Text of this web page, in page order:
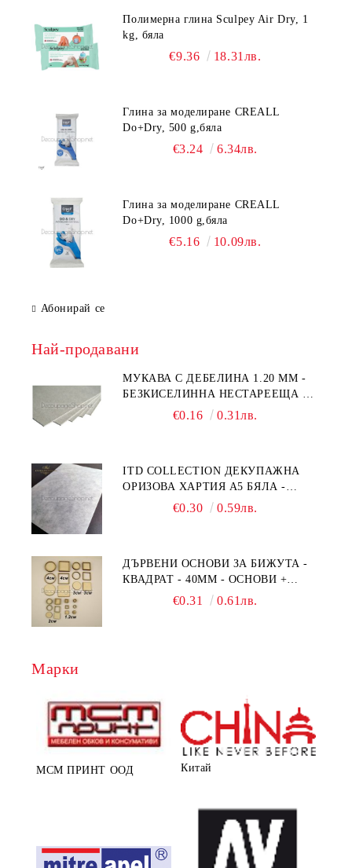
Полимерна глина Sculpey Air Dry, 1
kg, бяла
€9.36 18.31лв.
Глина за моделиране CREALL
Do+Dry, 500 g,бяла
€3.24 6.34лв.
Глина за моделиране CREALL
Do+Dry, 1000 g,бяла
€5.16 10.09лв.
Абонирай се
Най-продавани
МУКАВА С ДЕБЕЛИНА 1.20 MM -
БЕЗКИСЕЛИННА НЕСТАРЕЕЩА А5
- 210 Х 150ММ
€0.16 0.31лв.
ITD COLLECTION ДЕКУПАЖНА
ОРИЗОВА ХАРТИЯ А5 БЯЛА -
€0.30 0.59лв.
ДЪРВЕНИ ОСНОВИ ЗА БИЖУТА -
КВАДРАТ - 40ММ - ОСНОВИ +
€0.31 0.61лв.
Марки
МСМ ПРИНТ ООД Китай